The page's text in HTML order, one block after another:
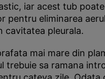
iar acest tub
pentru eliminarea
cavitatea pleurala.
mai mare din
trebuie sa ramana